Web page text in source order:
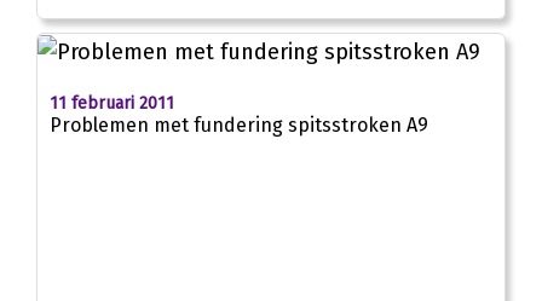
11 februari 2011
Problemen met fundering spitsstroken A9